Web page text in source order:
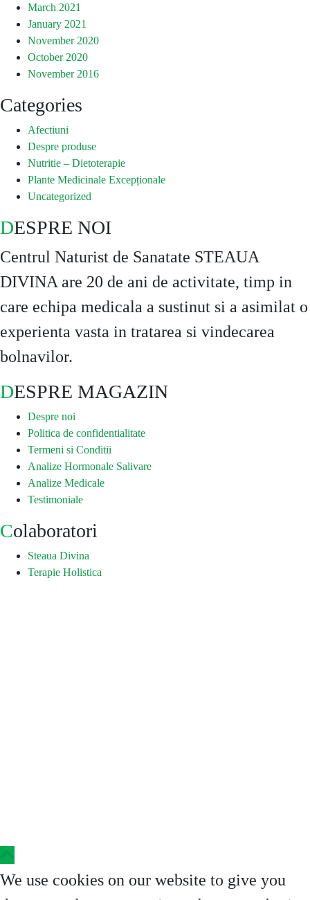
March 2021
January 2021
November 2020
October 2020
November 2016
Categories
Afectiuni
Despre produse
Nutritie – Dietoterapie
Plante Medicinale Excepționale
Uncategorized
DESPRE NOI
Centrul Naturist de Sanatate STEAUA
DIVINA are 20 de ani de activitate, timp in
care echipa medicala a sustinut si a asimilat o
experienta vasta in tratarea si vindecarea
bolnavilor.
DESPRE MAGAZIN
Despre noi
Politica de confidentialitate
Termeni si Conditii
Analize Hormonale Salivare
Analize Medicale
Testimoniale
Colaboratori
Steaua Divina
Terapie Holistica
We use cookies on our website to give you